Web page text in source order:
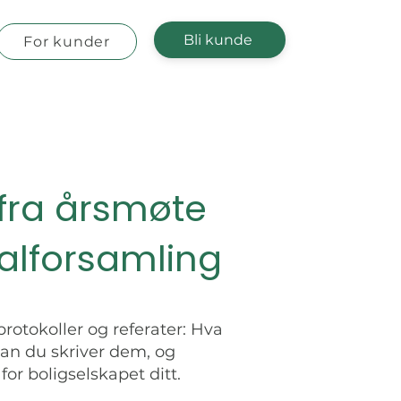
For kunder Bli kunde
årsmøte
og referater: Hva
du skriver dem, og
boligselskapet ditt.